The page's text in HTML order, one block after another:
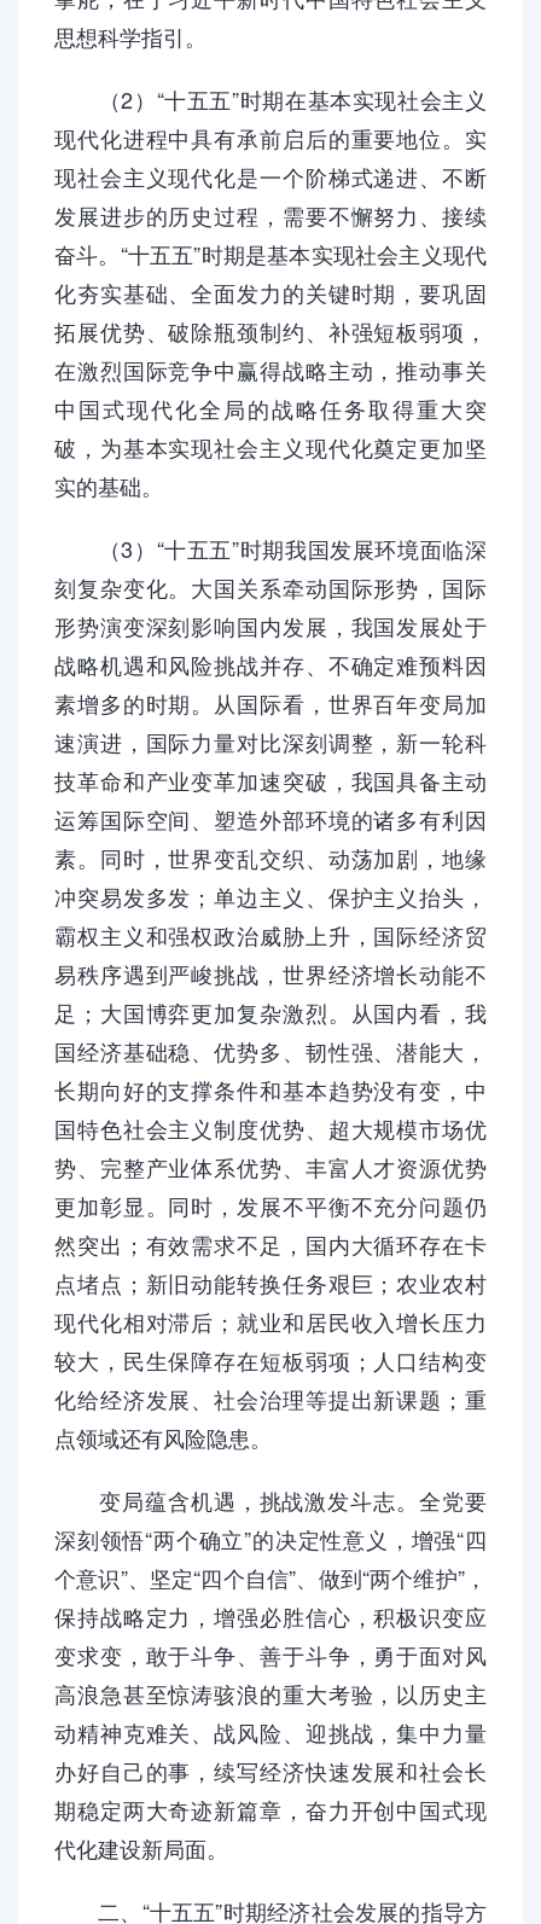
思想科学指引。
（2）“十五五”时期在基本实现社会主义
现代化进程中具有承前启后的重要地位。实
现社会主义现代化是一个阶梯式递进、不断
发展进步的历史过程，需要不懈努力、接续
奋斗。“十五五”时期是基本实现社会主义现代
化夯实基础、全面发力的关键时期，要巩固
拓展优势、破除瓶颈制约、补强短板弱项，
在激烈国际竞争中赢得战略主动，推动事关
中国式现代化全局的战略任务取得重大突
破，为基本实现社会主义现代化奠定更加坚
实的基础。
（3）“十五五”时期我国发展环境面临深
刻复杂变化。大国关系牵动国际形势，国际
形势演变深刻影响国内发展，我国发展处于
战略机遇和风险挑战并存、不确定难预料因
素增多的时期。从国际看，世界百年变局加
速演进，国际力量对比深刻调整，新一轮科
技革命和产业变革加速突破，我国具备主动
运筹国际空间、塑造外部环境的诸多有利因
素。同时，世界变乱交织、动荡加剧，地缘
冲突易发多发；单边主义、保护主义抬头，
霸权主义和强权政治威胁上升，国际经济贸
易秩序遇到严峻挑战，世界经济增长动能不
足；大国博弈更加复杂激烈。从国内看，我
国经济基础稳、优势多、韧性强、潜能大，
长期向好的支撑条件和基本趋势没有变，中
国特色社会主义制度优势、超大规模市场优
势、完整产业体系优势、丰富人才资源优势
更加彰显。同时，发展不平衡不充分问题仍
然突出；有效需求不足，国内大循环存在卡
点堵点；新旧动能转换任务艰巨；农业农村
现代化相对滞后；就业和居民收入增长压力
较大，民生保障存在短板弱项；人口结构变
化给经济发展、社会治理等提出新课题；重
点领域还有风险隐患。
变局蕴含机遇，挑战激发斗志。全党要
深刻领悟“两个确立”的决定性意义，增强“四
个意识”、坚定“四个自信”、做到“两个维护”，
保持战略定力，增强必胜信心，积极识变应
变求变，敢于斗争、善于斗争，勇于面对风
高浪急甚至惊涛骇浪的重大考验，以历史主
动精神克难关、战风险、迎挑战，集中力量
办好自己的事，续写经济快速发展和社会长
期稳定两大奇迹新篇章，奋力开创中国式现
代化建设新局面。
二、“十五五”时期经济社会发展的指导方